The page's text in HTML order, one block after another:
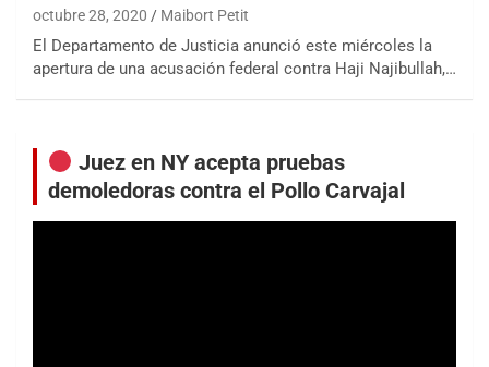
octubre 28, 2020 Maibort Petit
El Departamento de Justicia anunció este miércoles la
apertura de una acusación federal contra Haji Najibullah,…
Juez en NY acepta pruebas
demoledoras contra el Pollo Carvajal